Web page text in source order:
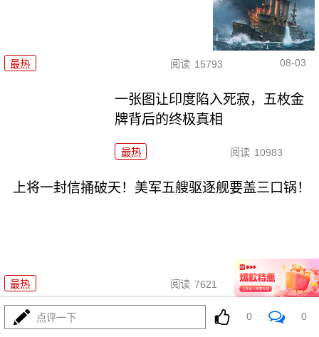
最热 阅读 15793 08-03
一张图让印度陷入死寂，五枚金
牌背后的终极真相
最热 阅读 10983
上将一封信捅破天！美军五艘驱逐舰要盖三口锅！
最热 阅读 7621 08-03
特朗普要对伊朗动手？最狠的还
点评一下 0 0